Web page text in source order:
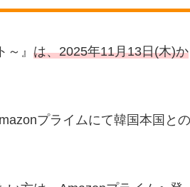
』 は、2025年11月13日(木)か
プライムにて韓国本国との